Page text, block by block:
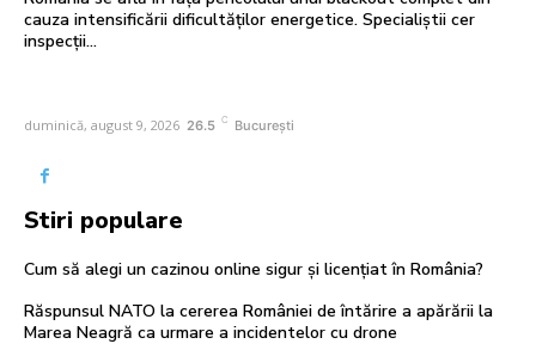
cauza intensificării dificultăților energetice. Specialiștii cer
inspecții…
duminică, august 9, 2026 26.5 C București
Stiri populare
Cum să alegi un cazinou online sigur și licențiat în România?
Răspunsul NATO la cererea României de întărire a apărării la
Marea Neagră ca urmare a incidentelor cu drone